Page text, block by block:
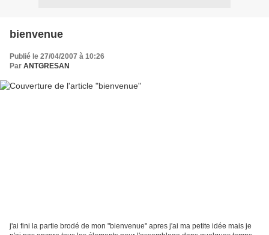
bienvenue
Publié le 27/04/2007 à 10:26
Par ANTGRESAN
j'ai fini la partie brodé de mon "bienvenue" apres j'ai ma petite idée mais je